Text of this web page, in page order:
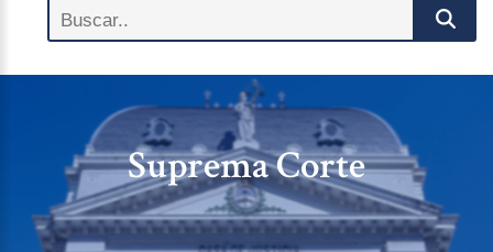
Suprema Corte